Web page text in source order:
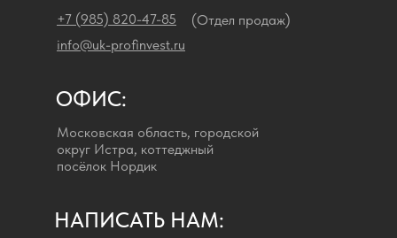
НАПИСАТЬ НАМ:
Московская область, городской
округ Истра, коттеджный
посёлок Нордик
ОФИС:
info@uk-profinvest.ru
+7 (985) 820-47-85 (Отдел продаж)